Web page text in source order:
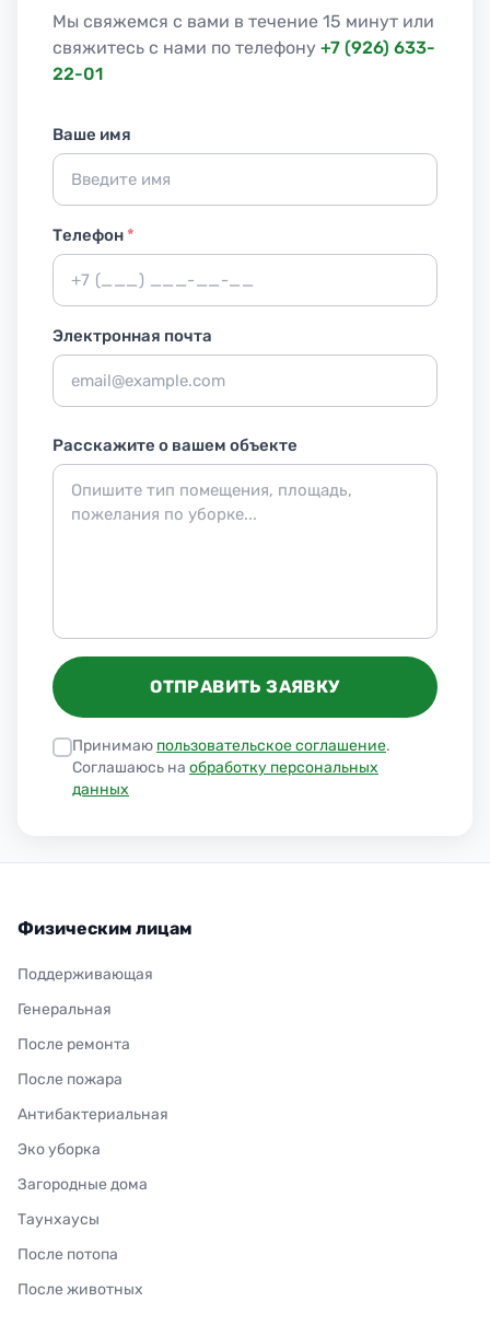
Мы свяжемся с вами в течение 15 минут или
свяжитесь с нами по телефону +7 (926) 633-
22-01
Ваше имя
Телефон*
Электронная почта
Расскажите о вашем объекте
ОТПРАВИТЬ ЗАЯВКУ
Принимаю пользовательское соглашение.
Соглашаюсь на обработку персональных
данных
Физическим лицам
Поддерживающая
Генеральная
После ремонта
После пожара
Антибактериальная
Эко уборка
Загородные дома
Таунхаусы
После потопа
После животных